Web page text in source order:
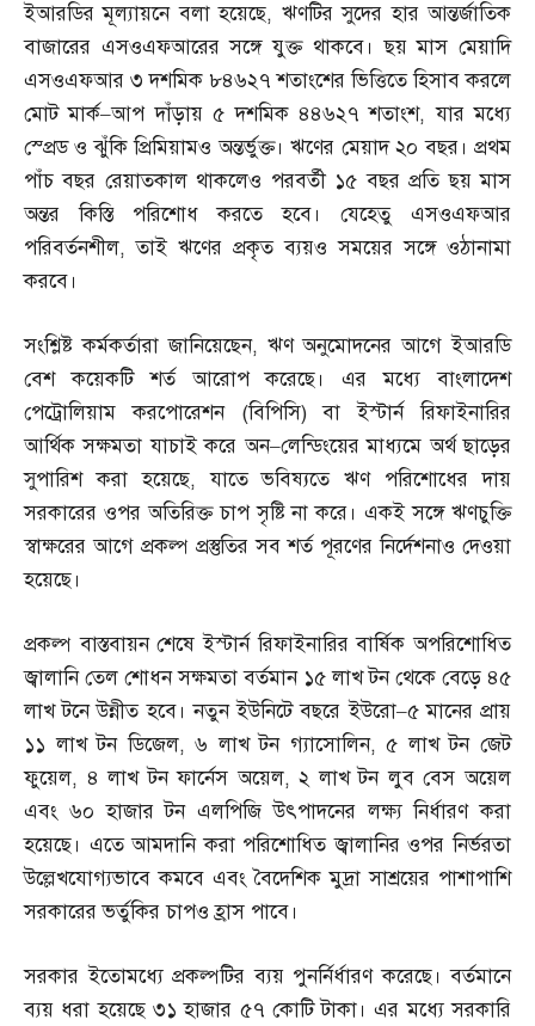
ইআরডির মূল্যায়নে বলা হয়েছে, ঋণটির সুদের হার আন্তর্জাতিক
বাজারের এসওএফআরের সঙ্গে যুক্ত থাকবে। ছয় মাস মেয়াদি
এসওএফআর ৩ দশমিক ৮৪৬২৭ শতাংশের ভিত্তিতে হিসাব করলে
মোট মার্ক–আপ দাঁড়ায় ৫ দশমিক ৪৪৬২৭ শতাংশ,যার মধ্যে
স্প্রেড ও ঝুঁকি প্রিমিয়ামও অন্তর্ভুক্ত। ঋণের মেয়াদ ২০ বছর। প্রথম
পাঁচ বছর রেয়াতকাল থাকলেও পরবর্তী ১৫ বছর প্রতি ছয় মাস
অন্তর কিস্তি পরিশোধ করতে হবে। যেহেতু এসওএফআর
পরিবর্তনশীল,তাই ঋণের প্রকৃত ব্যয়ও সময়ের সঙ্গে ওঠানামা
করবে।
সংশ্লিষ্ট কর্মকর্তারা জানিয়েছেন, ঋণ অনুমোদনের আগে ইআরডি
বেশ কয়েকটি শর্ত আরোপ করেছে। এর মধ্যে বাংলাদেশ
পেট্রোলিয়াম করপোরেশন (বিপিসি)বা ইস্টার্ন রিফাইনারির
আর্থিক সক্ষমতা যাচাই করে অন–লেন্ডিংয়ের মাধ্যমে অর্থ ছাড়ের
সুপারিশ করা হয়েছে,যাতে ভবিষ্যতে ঋণ পরিশোধের দায়
সরকারের ওপর অতিরিক্ত চাপ সৃষ্টি না করে। একই সঙ্গে ঋণচুক্তি
স্বাক্ষরের আগে প্রকল্প প্রস্তুতির সব শর্ত পূরণের নির্দেশনাও দেওয়া
হয়েছে।
প্রকল্প বাস্তবায়ন শেষে ইস্টার্ন রিফাইনারির বার্ষিক অপরিশোধিত
জ্বালানি তেল শোধন সক্ষমতা বর্তমান ১৫ লাখ টন থেকে বেড়ে ৪৫
লাখ টনে উন্নীত হবে। নতুন ইউনিটে বছরে ইউরো–৫ মানের প্রায়
১১ লাখ টন ডিজেল,৬ লাখ টন গ্যাসোলিন,৫ লাখ টন জেট
ফুয়েল, ৪ লাখ টন ফার্নেস অয়েল,২ লাখ টন লুব বেস অয়েল
এবং ৬০ হাজার টন এলপিজি উৎপাদনের লক্ষ্য নির্ধারণ করা
হয়েছে। এতে আমদানি করা পরিশোধিত জ্বালানির ওপর নির্ভরতা
উল্লেখযোগ্যভাবে কমবে এবং বৈদেশিক মুদ্রা সাশ্রয়ের পাশাপাশি
সরকারের ভর্তুকির চাপও হ্রাস পাবে।
সরকার ইতোমধ্যে প্রকল্পটির ব্যয় পুনর্নির্ধারণ করেছে। বর্তমানে
ব্যয় ধরা হয়েছে ৩১ হাজার ৫৭ কোটি টাকা। এর মধ্যে সরকারি